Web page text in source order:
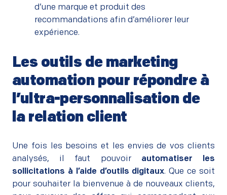
d’une marque et produit des
recommandations afin d’améliorer leur
expérience.
Les outils de marketing
automation pour répondre à
l’ultra-personnalisation de
la relation client
Une fois les besoins et les envies de vos clients
analysés, il faut pouvoir automatiser les
sollicitations à l’aide d’outils digitaux. Que ce soit
pour souhaiter la bienvenue à de nouveaux clients,